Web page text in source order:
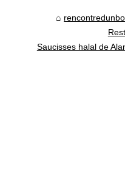
Saucisses halal de